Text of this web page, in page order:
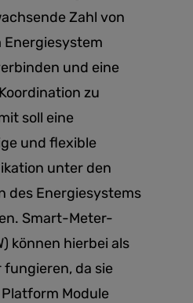
Zahl von
und eine
zu
soll eine
und flexible
unter den
des Energiesystems
Smart-Meter-
können hierbei als
da sie
Module